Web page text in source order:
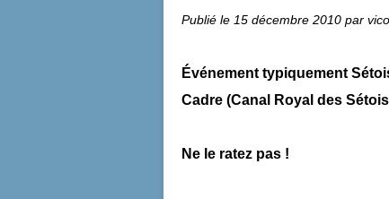
Publié le 15 décembre 2010 par
Événement typiquement
Cadre (Canal Royal des
Ne le ratez pas !